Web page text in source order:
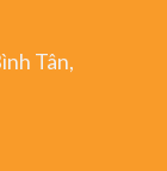
Tân,